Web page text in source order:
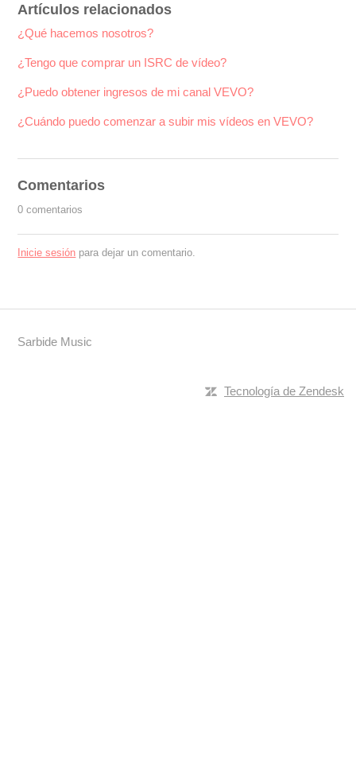
Artículos relacionados
¿Qué hacemos nosotros?
¿Tengo que comprar un ISRC de vídeo?
¿Puedo obtener ingresos de mi canal VEVO?
¿Cuándo puedo comenzar a subir mis vídeos en VEVO?
Comentarios
0 comentarios
Inicie sesión para dejar un comentario.
Sarbide Music
Tecnología de Zendesk